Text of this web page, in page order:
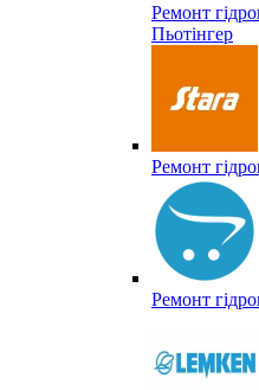
Ремонт
Пьотінгер
Ремонт
Ремонт